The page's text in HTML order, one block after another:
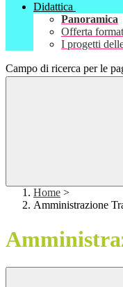
Didattica
Panoramica
Offerta
I progetti
Campo di ricerca per le
Home >
Amministrazione